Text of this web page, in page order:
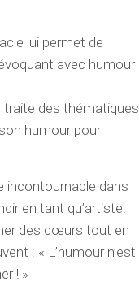
lui permet de
avec humour
traite des thématiques
humour pour
incontournable dans
en tant qu’artiste.
des cœurs tout en
: « L’humour n’est
! »